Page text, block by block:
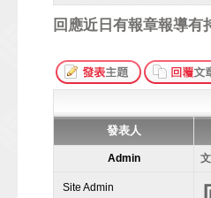
回應近日有報章報導有
發表人
Admin
Site Admin